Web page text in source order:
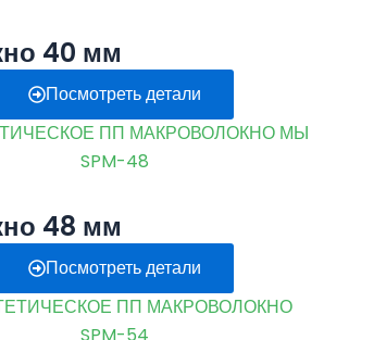
40 мм
Посмотреть детали
48 мм
Посмотреть детали